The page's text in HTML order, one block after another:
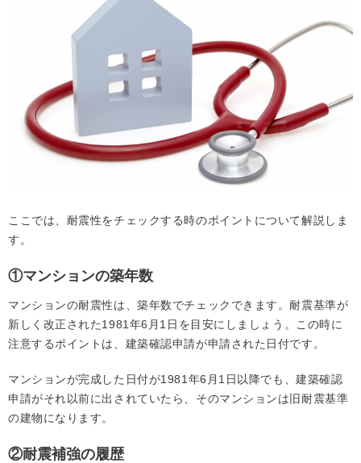
ここでは、耐震性をチェックする時のポイントについて解説しま
す。
①マンションの築年数
マンションの耐震性は、築年数でチェックできます。耐震基準が
新しく改正された1981年6月1日を目安にしましょう。この時に
注意するポイントは、建築確認申請が申請された日付です。
マンションが完成した日付が1981年6月1日以降でも、建築確認
申請がそれ以前に出されていたら、そのマンションは旧耐震基準
の建物になります。
②耐震補強の履歴